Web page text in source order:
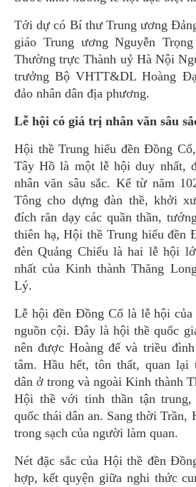
Tới dự có Bí thư Trung ương
giáo Trung ương Nguyễn
Thường trực Thành uỷ Hà Nội
trưởng Bộ VHTT&DL Hoàng
đảo nhân dân địa phương.
Lễ hội có giá trị nhân văn sâu
Hội thề Trung hiếu đền Đồng
Tây Hồ là một lễ hội duy nhất,
nhân văn sâu sắc. Kể từ năm
Tông cho dựng đàn thề, khởi
đích răn dạy các quần thần,
thiên hạ, Hội thề Trung hiếu đền
đèn Quảng Chiếu là hai lễ hội
nhất của Kinh thành Thăng
Lý.
Lễ hội đền Đồng Cổ là lễ hội
nguồn cội. Đây là hội thề quốc
nên được Hoàng đế và triều
tâm. Hầu hết, tôn thất, quan lại
dân ở trong và ngoài Kinh thành
Hội thề với tinh thần tận trung,
quốc thái dân an. Sang thời Trần,
trong sạch của người làm quan.
Nét đặc sắc của Hội thề đền
hợp, kết quyện giữa nghi thức